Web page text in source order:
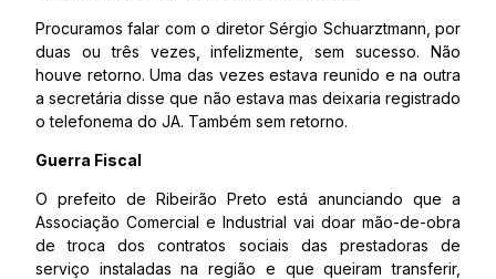
Procuramos falar com o diretor Sérgio Schuarztmann, por
duas ou três vezes, infelizmente, sem sucesso. Não
houve retorno. Uma das vezes estava reunido e na outra
a secretária disse que não estava mas deixaria registrado
o telefonema do JA. Também sem retorno.
Guerra Fiscal
O prefeito de Ribeirão Preto está anunciando que a
Associação Comercial e Industrial vai doar mão-de-obra
de troca dos contratos sociais das prestadoras de
serviço instaladas na região e que queiram transferir,